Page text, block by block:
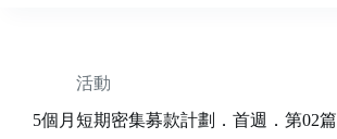
活動
5個月短期密集募款計劃．首週．第02篇